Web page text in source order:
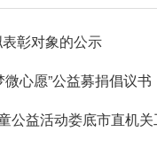
彰对象的公示
心愿”公益募捐倡议书
公益活动娄底市直机